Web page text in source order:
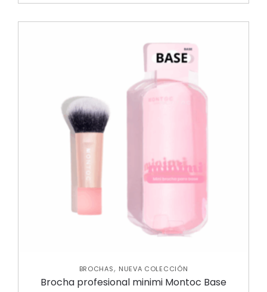
BROCHAS, NUEVA COLECCIÓN
Brocha profesional minimi Montoc Base